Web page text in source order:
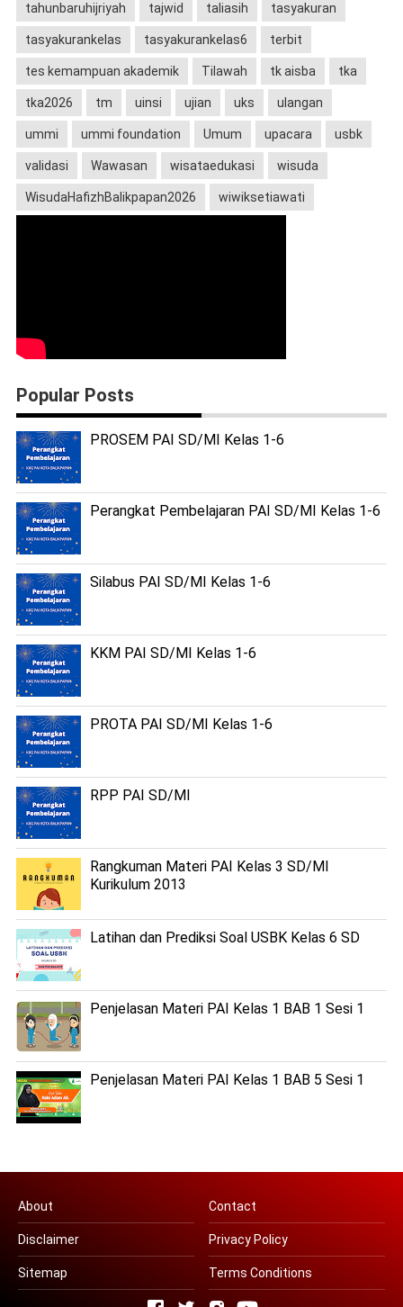
tahunbaruhijriyah tajwid taliasih tasyakuran
tasyakurankelas tasyakurankelas6 terbit
tes kemampuan akademik Tilawah tk aisba tka
tka2026 tm uinsi ujian uks ulangan
ummi ummi foundation Umum upacara usbk
validasi Wawasan wisataedukasi wisuda
WisudaHafizhBalikpapan2026 wiwiksetiawati
Popular Posts
PROSEM PAI SD/MI Kelas 1-6
Perangkat Pembelajaran PAI SD/MI Kelas 1-6
Silabus PAI SD/MI Kelas 1-6
KKM PAI SD/MI Kelas 1-6
PROTA PAI SD/MI Kelas 1-6
RPP PAI SD/MI
Rangkuman Materi PAI Kelas 3 SD/MI
Kurikulum 2013
Latihan dan Prediksi Soal USBK Kelas 6 SD
Penjelasan Materi PAI Kelas 1 BAB 1 Sesi 1
Penjelasan Materi PAI Kelas 1 BAB 5 Sesi 1
About Contact
Disclaimer Privacy Policy
Sitemap Terms Conditions